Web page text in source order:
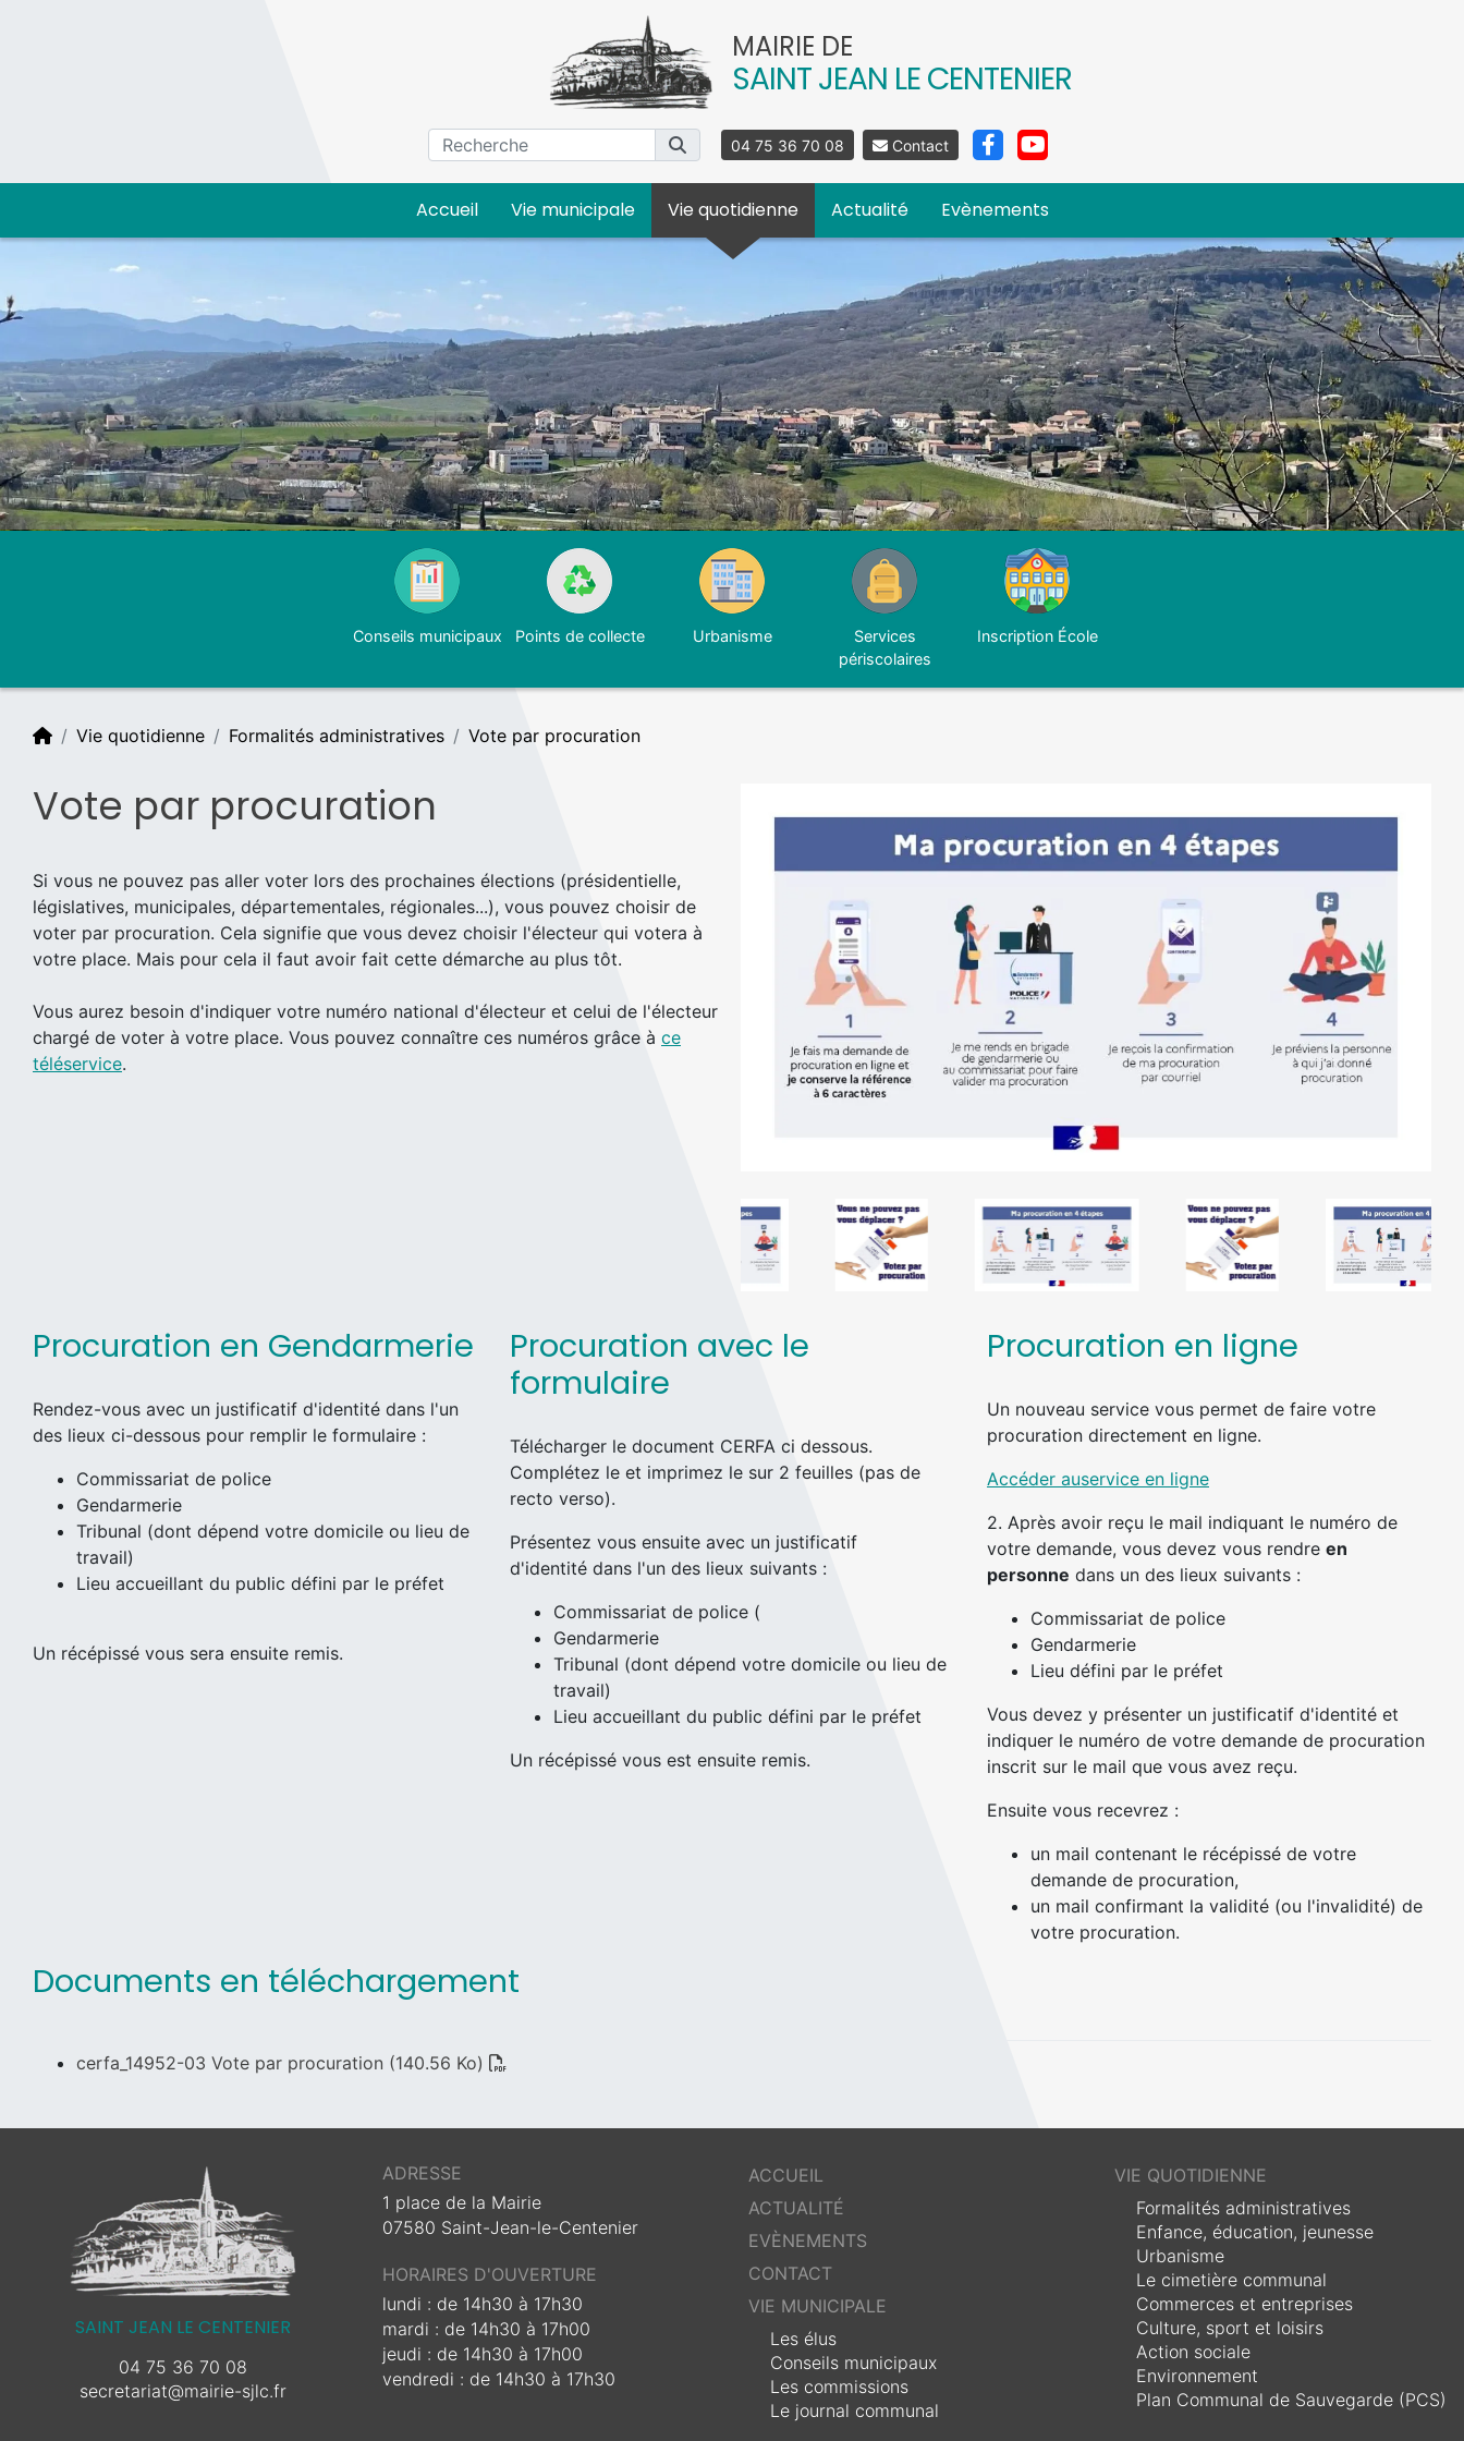
MAIRIE DE
SAINT JEAN LE CENTENIER
04 75 36 70 08 Contact
Accueil Vie municipale Vie quotidienne Actualité Evènements
Conseils municipaux Points de collecte Urbanisme
Services
périscolaires
Inscription École
Vie quotidienne Formalités administratives Vote par procuration
Vote par procuration
Si vous ne pouvez pas aller voter lors des prochaines élections (présidentielle,
législatives, municipales, départementales, régionales...), vous pouvez choisir de
voter par procuration. Cela signifie que vous devez choisir l'électeur qui votera à
votre place. Mais pour cela il faut avoir fait cette démarche au plus tôt.
Vous aurez besoin d'indiquer votre numéro national d'électeur et celui de l'électeur
chargé de voter à votre place. Vous pouvez connaître ces numéros grâce à ce
téléservice.
Procuration en Gendarmerie
Rendez-vous avec un justificatif d'identité dans l'un
des lieux ci-dessous pour remplir le formulaire :
Commissariat de police
Gendarmerie
Tribunal (dont dépend votre domicile ou lieu de
travail)
Lieu accueillant du public défini par le préfet
Un récépissé vous sera ensuite remis.
Procuration avec le
formulaire
Télécharger le document CERFA ci dessous.
Complétez le et imprimez le sur 2 feuilles (pas de
recto verso).
Présentez vous ensuite avec un justificatif
d'identité dans l'un des lieux suivants :
Commissariat de police (
Gendarmerie
Tribunal (dont dépend votre domicile ou lieu de
travail)
Lieu accueillant du public défini par le préfet
Un récépissé vous est ensuite remis.
Procuration en ligne
Un nouveau service vous permet de faire votre
procuration directement en ligne.
Accéder auservice en ligne
2. Après avoir reçu le mail indiquant le numéro de
votre demande, vous devez vous rendre en
personne dans un des lieux suivants :
Commissariat de police
Gendarmerie
Lieu défini par le préfet
Vous devez y présenter un justificatif d'identité et
indiquer le numéro de votre demande de procuration
inscrit sur le mail que vous avez reçu.
Ensuite vous recevrez :
un mail contenant le récépissé de votre
demande de procuration,
un mail confirmant la validité (ou l'invalidité) de
votre procuration.
Documents en téléchargement
cerfa_14952-03 Vote par procuration (140.56 Ko)
SAINT JEAN LE CENTENIER
04 75 36 70 08
secretariat@mairie-sjlc.fr
ADRESSE
1 place de la Mairie
07580 Saint-Jean-le-Centenier
HORAIRES D'OUVERTURE
lundi : de 14h30 à 17h30
mardi : de 14h30 à 17h00
jeudi : de 14h30 à 17h00
vendredi : de 14h30 à 17h30
ACCUEIL
ACTUALITÉ
EVÈNEMENTS
CONTACT
VIE MUNICIPALE
Les élus
Conseils municipaux
Les commissions
Le journal communal
VIE QUOTIDIENNE
Formalités administratives
Enfance, éducation, jeunesse
Urbanisme
Le cimetière communal
Commerces et entreprises
Culture, sport et loisirs
Action sociale
Environnement
Plan Communal de Sauvegarde (PCS)